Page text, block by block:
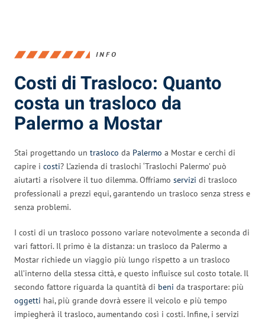
INFO
Costi di Trasloco: Quanto
costa un trasloco da
Palermo a Mostar
Stai progettando un trasloco da Palermo a Mostar e cerchi di
capire i costi? L’azienda di traslochi ‘Traslochi Palermo’ può
aiutarti a risolvere il tuo dilemma. Offriamo servizi di trasloco
professionali a prezzi equi, garantendo un trasloco senza stress e
senza problemi.
I costi di un trasloco possono variare notevolmente a seconda di
vari fattori. Il primo è la distanza: un trasloco da Palermo a
Mostar richiede un viaggio più lungo rispetto a un trasloco
all’interno della stessa città, e questo influisce sul costo totale. Il
secondo fattore riguarda la quantità di beni da trasportare: più
oggetti hai, più grande dovrà essere il veicolo e più tempo
impiegherà il trasloco, aumentando così i costi. Infine, i servizi